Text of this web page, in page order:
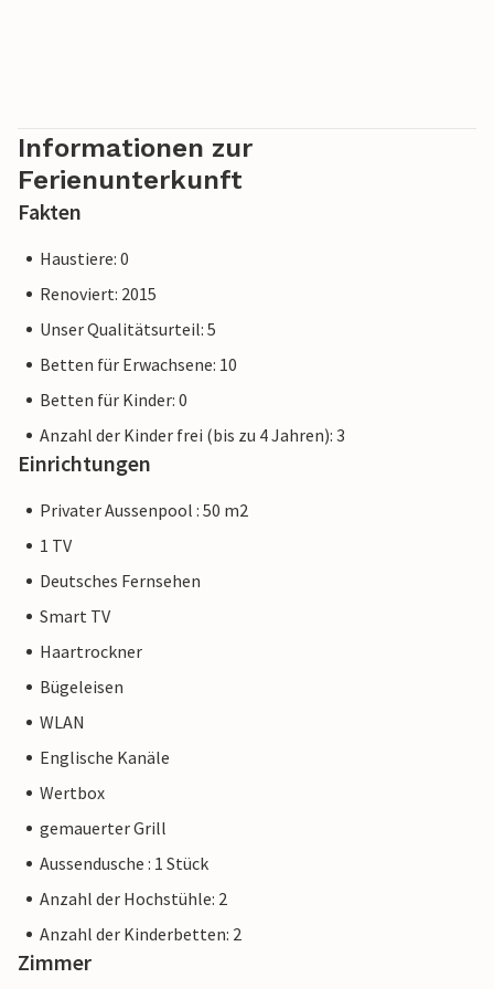
Informationen zur
Ferienunterkunft
Fakten
Haustiere: 0
Renoviert: 2015
Unser Qualitätsurteil: 5
Betten für Erwachsene: 10
Betten für Kinder: 0
Anzahl der Kinder frei (bis zu 4 Jahren): 3
Einrichtungen
Privater Aussenpool : 50 m2
1 TV
Deutsches Fernsehen
Smart TV
Haartrockner
Bügeleisen
WLAN
Englische Kanäle
Wertbox
gemauerter Grill
Aussendusche : 1 Stück
Anzahl der Hochstühle: 2
Anzahl der Kinderbetten: 2
Zimmer